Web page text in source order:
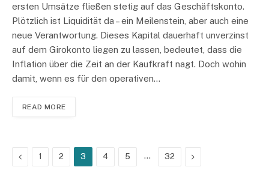
ersten Umsätze fließen stetig auf das Geschäftskonto.
Plötzlich ist Liquidität da – ein Meilenstein, aber auch eine
neue Verantwortung. Dieses Kapital dauerhaft unverzinst
auf dem Girokonto liegen zu lassen, bedeutet, dass die
Inflation über die Zeit an der Kaufkraft nagt. Doch wohin
damit, wenn es für den operativen…
READ MORE
Previous
1 2 3 4 5 … 32 Next